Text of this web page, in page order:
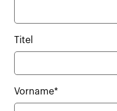
Titel
Vorname*